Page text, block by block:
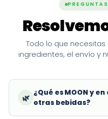
Todo lo que necesitas
ingredientes, el envío y
🌿
¿Qué es MOON y
otras bebidas?